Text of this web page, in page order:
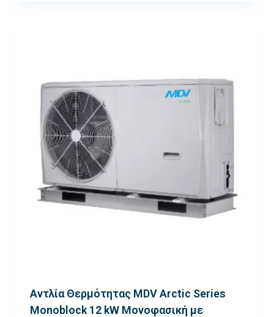
Αντλία Θερμότητας MDV Arctic Series
Monoblock 12 kW Μονοφασική με